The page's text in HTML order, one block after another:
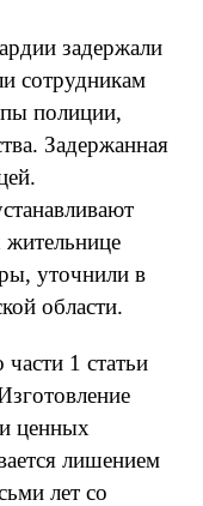
задержали
сотрудникам
полиции,
Задержанная
уточнили в
области.
1 статьи
ценных
лишением
лет со